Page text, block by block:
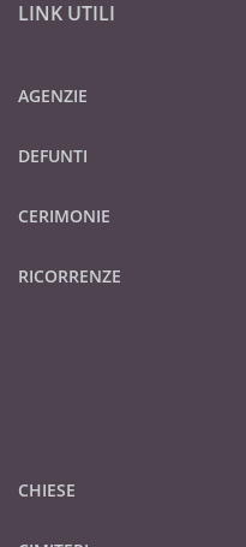
LINK UTILI
AGENZIE
DEFUNTI
CERIMONIE
RICORRENZE
CHIESE